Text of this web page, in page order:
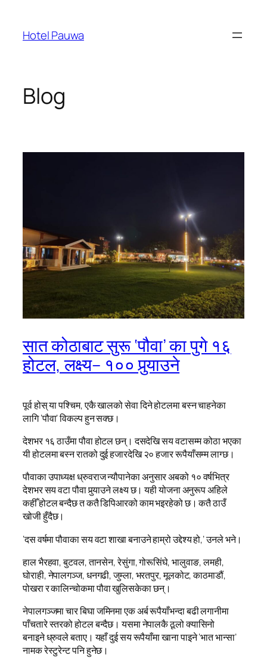
content
Hotel Pauwa
Blog
सात कोठाबाट सुरू ‘पौवा’ का पुगे १६
होटल, लक्ष्य– १०० पुर्‍याउने
पूर्व होस् या पश्चिम, एकै खालको सेवा दिने होटलमा बस्न चाहनेका
लागि ‘पौवा’ विकल्प हुन सक्छ।
देशभर १६ ठाउँमा पौवा होटल छन्। दसदेखि सय वटासम्म कोठा भएका
यी होटलमा बस्न रातको दुई हजारदेखि २० हजार रूपैयाँसम्म लाग्छ।
पौवाका उपाध्यक्ष ध्रुवराज न्यौपानेका अनुसार अबको १० वर्षभित्र
देशभर सय वटा पौवा पुर्‍याउने लक्ष्य छ। यही योजना अनुरूप अहिले
कहीँ होटल बन्दैछ त कतै डिपिआरको काम भइरहेको छ। कतै ठाउँ
खोजी हुँदैछ।
‘दस वर्षमा पौवाका सय वटा शाखा बनाउने हाम्रो उद्देश्य हो,’ उनले भने।
हाल भैरहवा, बुटवल, तानसेन, रेसुंगा, गोरूसिंघे, भालुवाङ, लमही,
घोराही, नेपालगञ्ज, धनगढी, जुम्ला, भरतपुर, मूलकोट, काठमाडौं,
पोखरा र कालिन्चोकमा पौवा खुलिसकेका छन्।
नेपालगञ्जमा चार बिघा जमिनमा एक अर्ब रूपैयाँभन्दा बढी लगानीमा
पाँचतारे स्तरको होटल बन्दैछ। यसमा नेपालकै ठूलो क्यासिनो
बनाइने ध्रुवले बताए। यहाँ दुई सय रूपैयाँमा खाना पाइने ‘भात भान्सा’
नामक रेस्टुरेन्ट पनि हुनेछ।